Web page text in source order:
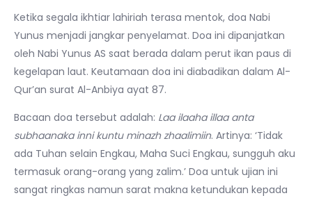
Ketika segala ikhtiar lahiriah terasa mentok, doa Nabi
Yunus menjadi jangkar penyelamat. Doa ini dipanjatkan
oleh Nabi Yunus AS saat berada dalam perut ikan paus di
kegelapan laut. Keutamaan doa ini diabadikan dalam Al-
Qur’an surat Al-Anbiya ayat 87.
Bacaan doa tersebut adalah: Laa ilaaha illaa anta
subhaanaka inni kuntu minazh zhaalimiin. Artinya: ‘Tidak
ada Tuhan selain Engkau, Maha Suci Engkau, sungguh aku
termasuk orang-orang yang zalim.’ Doa untuk ujian ini
sangat ringkas namun sarat makna ketundukan kepada